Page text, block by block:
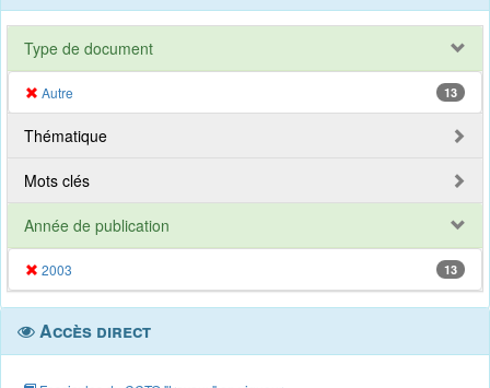
Type de document
Autre 13
Thématique
Mots clés
Année de publication
2003 13
Accès direct